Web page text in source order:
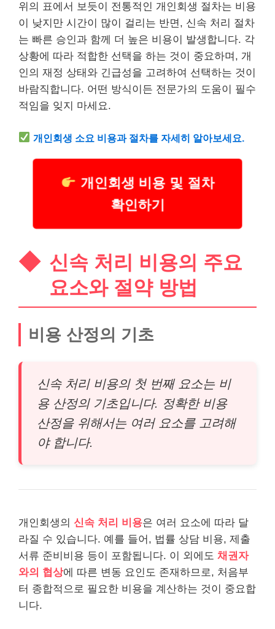
위의 표에서 보듯이 전통적인 개인회생 절차는 비용
이 낮지만 시간이 많이 걸리는 반면, 신속 처리 절차
는 빠른 승인과 함께 더 높은 비용이 발생합니다. 각
상황에 따라 적합한 선택을 하는 것이 중요하며, 개
인의 재정 상태와 긴급성을 고려하여 선택하는 것이
바람직합니다. 어떤 방식이든 전문가의 도움이 필수
적임을 잊지 마세요.
개인회생 소요 비용과 절차를 자세히 알아보세요.
개인회생 비용 및 절차
확인하기
신속 처리 비용의 주요
요소와 절약 방법
비용 산정의 기초
신속 처리 비용의 첫 번째 요소는 비
용 산정의 기초입니다. 정확한 비용
산정을 위해서는 여러 요소를 고려해
야 합니다.
개인회생의 신속 처리 비용은 여러 요소에 따라 달
라질 수 있습니다. 예를 들어, 법률 상담 비용, 제출
서류 준비비용 등이 포함됩니다. 이 외에도 채권자
와의 협상에 따른 변동 요인도 존재하므로, 처음부
터 종합적으로 필요한 비용을 계산하는 것이 중요합
니다.